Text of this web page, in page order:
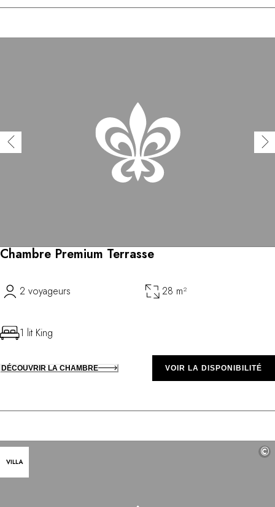
Chambre Premium Terrasse
2 voyageurs 28 m²
1 lit King
DÉCOUVRIR LA CHAMBRE VOIR LA DISPONIBILITÉ
VILLA
©